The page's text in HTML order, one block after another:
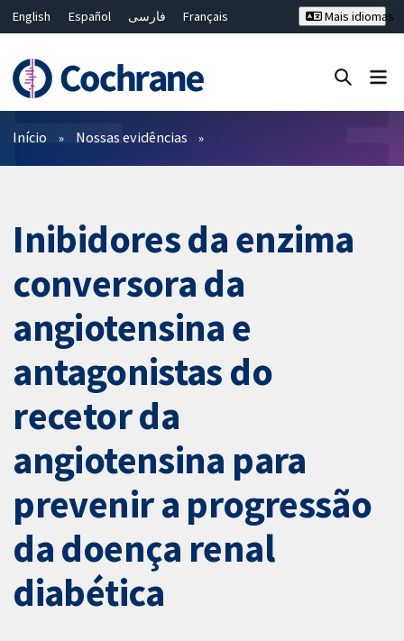
English Español فارسی
Français
Bahasa Malaysia
ไทย 繁體中文
Mais idiomas
Filtros
Início Nossas evidências
Inibidores da enzima
conversora da
angiotensina e
antagonistas do
recetor da
angiotensina para
prevenir a progressão
da doença renal
diabética